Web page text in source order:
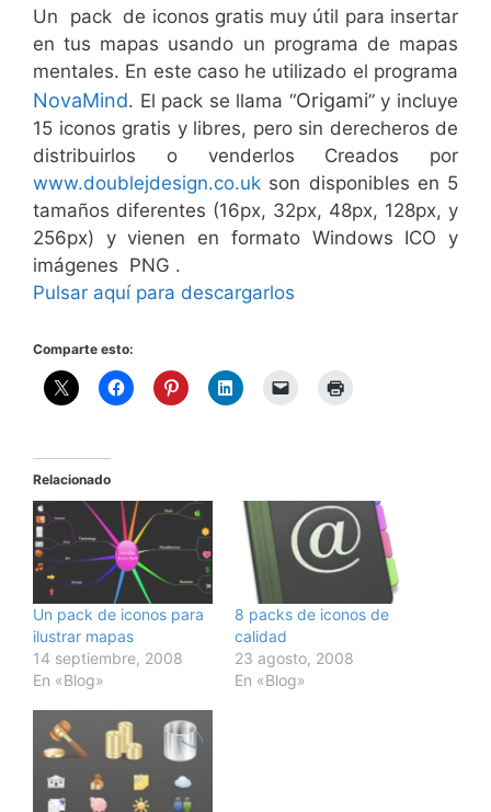
Un pack de iconos gratis muy útil para insertar
en tus mapas usando un programa de mapas
mentales. En este caso he utilizado el programa
NovaMind. El pack se llama “Origami” y incluye
15 iconos gratis y libres, pero sin derecheros de
distribuirlos o venderlos Creados por
www.doublejdesign.co.uk son disponibles en 5
tamaños diferentes (16px, 32px, 48px, 128px, y
256px) y vienen en formato Windows ICO y
imágenes PNG .
Pulsar aquí para descargarlos
Comparte esto:
Relacionado
Un pack de iconos para
ilustrar mapas
14 septiembre, 2008
En «Blog»
8 packs de iconos de
calidad
23 agosto, 2008
En «Blog»